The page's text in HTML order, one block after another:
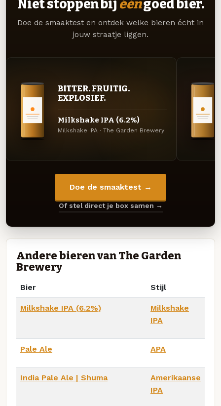
Niet stoppen bij ééngoed bier.
Doe de smaaktest en ontdek welke bieren écht in
jouw straatje liggen.
BITTER. FRUITIG.
EXPLOSIEF.
Milkshake IPA (6.2%)
Milkshake IPA · The Garden Brewery
Doe de smaaktest →
Of stel direct je box samen →
Andere bieren van The Garden
Brewery
Bier Stijl
Milkshake IPA (6.2%)
Milkshake
IPA
Pale Ale APA
India Pale Ale | Shuma
Amerikaanse
IPA